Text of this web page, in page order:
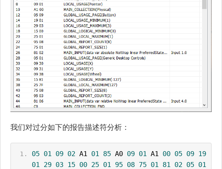
我们对过分如下的报告描述符分析：
05 01 09 02 A1 01 85 A0 09 01 A1 00 05 09 19
01
29 03 15 00 25 01 95 08 75 01 81 02 05 01